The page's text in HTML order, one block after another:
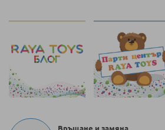
Връщане и замяна